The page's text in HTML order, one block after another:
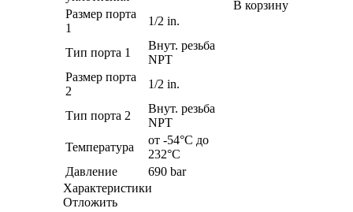
Размер порта
1
1/2 in.
Тип порта 1
Внут. резьба
NPT
Размер порта
2
1/2 in.
Тип порта 2
Внут. резьба
NPT
Температура
от -54°C до
232°C
Давление
690 bar
Характеристики
Отложить
В корзину